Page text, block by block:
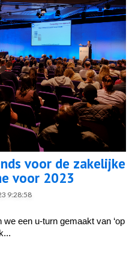
voor de zakelijke
voor 2023
9:28:58
een u-turn gemaakt van ‘op